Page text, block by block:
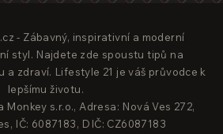
- Zábavný, inspirativní a moderní
styl. Najdete zde spoustu tipů na
a zdraví. Lifestyle 21 je váš průvodce k
lepšímu životu.
s.r.o., Adresa: Nová Ves 272,
IČ: 6087183, DIČ: CZ6087183